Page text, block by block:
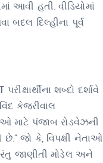
આવી હતી. વીડિયોમાં
બદલ દિલ્હીના પૂર્વ
શબ્દો દર્શાવે
કેજરીવાલ
માટે પંજાબ રોડવેઝની
જો કે, વિપક્ષી નેતાઓ
જાણીતી મોડેલ અને